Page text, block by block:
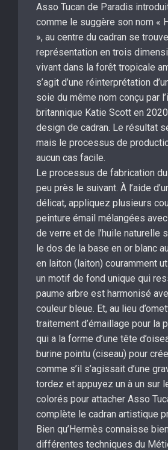
Asso Tucan de Paradis
comme le suggère son nom «
», au centre du cadran se
représentation en trois
vivant dans la forêt tropicale
s’agit d’une réinterprétation
soie du même nom conçu par
britannique Katie Scott en
design de cadran. Le résultat
mais le processus de
aucun cas facile.
Le processus de fabrication
peu près le suivant. À l’aide
délicat, appliquez plusieurs
peinture émail mélangées
de verre et de l’huile naturelle
le dos de la base en or blanc
en laiton (laiton) couramment
un motif de fond unique qui
paume arbre est harmonisé
couleur bleue. Et, au lieu
traitement d’émaillage pour la
qui a la forme d’une tête
burine pointu (ciseau) pour
comme s’il s’agissait d’une
tordez et appuyez un à un sur
colorés pour attacher Asso
complète le cadran artistique
Bien qu’Hermès connaisse
différentes techniques du